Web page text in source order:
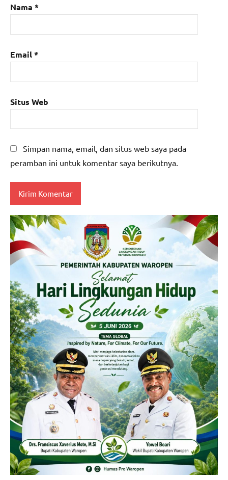
Nama *
Email*
Situs Web
Simpan nama, email, dan situs web saya pada
peramban ini untuk komentar saya berikutnya.